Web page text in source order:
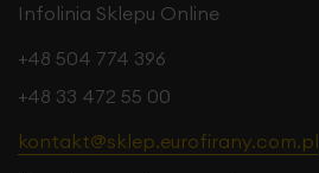
Infolinia Sklepu Online
+48 504 774 396
+48 33 472 55 00
kontakt@sklep.eurofirany.com.pl